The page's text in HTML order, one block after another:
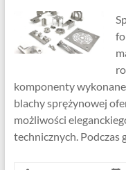
komponenty
blachy sprężynowej
możliwości
technicznych. Podczas